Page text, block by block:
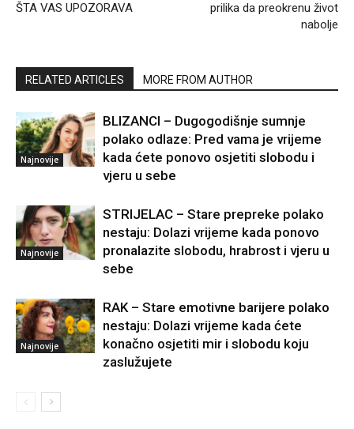
ŠTA VAS UPOZORAVA
prilika da preokrenu život
nabolje
RELATED ARTICLES MORE FROM AUTHOR
Najnovije
BLIZANCI – Dugogodišnje sumnje
polako odlaze: Pred vama je vrijeme
kada ćete ponovo osjetiti slobodu i
vjeru u sebe
Najnovije
STRIJELAC – Stare prepreke polako
nestaju: Dolazi vrijeme kada ponovo
pronalazite slobodu, hrabrost i vjeru u
sebe
Najnovije
RAK – Stare emotivne barijere polako
nestaju: Dolazi vrijeme kada ćete
konačno osjetiti mir i slobodu koju
zaslužujete